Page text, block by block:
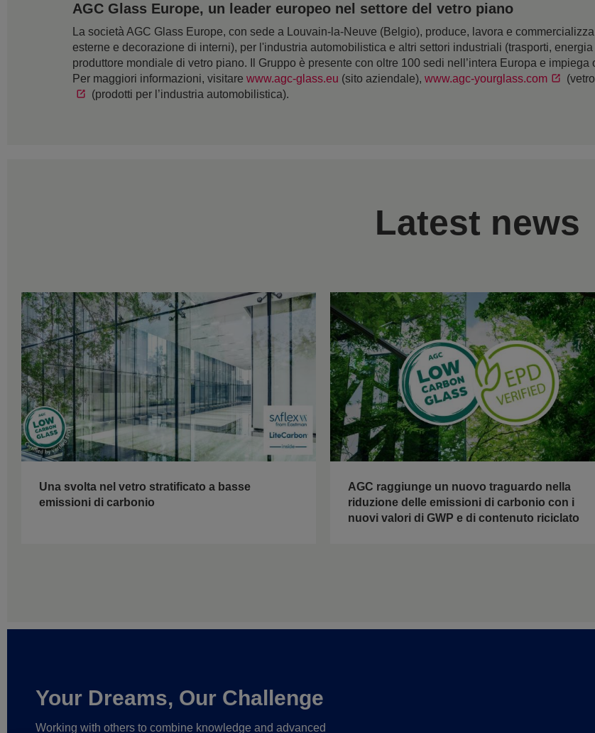
AGC Glass Europe, un leader europeo nel settore del vetro piano
La società AGC Glass Europe, con sede a Louvain-la-Neuve (Belgio), produce, lavora e
esterne e decorazione di interni), per l'industria automobilistica e altri settori industriali (trasporti,
produttore mondiale di vetro piano. Il Gruppo è presente con oltre 100 sedi nell’intera Europa e impiega
Per maggiori informazioni, visitare www.agc-glass.eu (sito aziendale), www.agc-yourglass.com
(prodotti per l’industria automobilistica).
Latest news
Una svolta nel vetro stratificato a basse
emissioni di carbonio
AGC raggiunge un nuovo traguardo nella
riduzione delle emissioni di carbonio con i
nuovi valori di GWP e di contenuto riciclato
Your Dreams, Our Challenge
Working with others to combine knowledge and advanced